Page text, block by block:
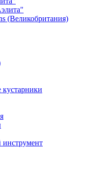
(Великобритания)